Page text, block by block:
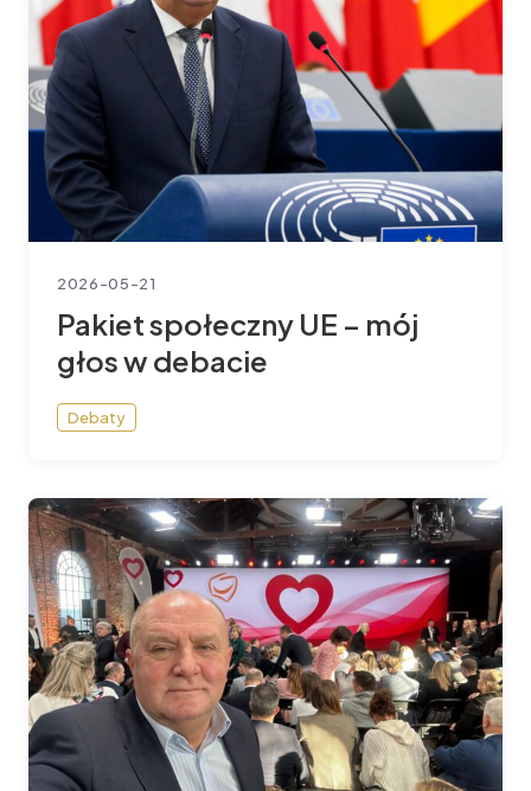
2026-05-21
Pakiet społeczny UE – mój
głos w debacie
Debaty